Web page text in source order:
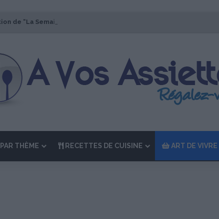
de “La Semaine des Chefs” du 19 au 24 octobre 2026
THÈME RECETTES DE CUISINE ART DE VIVRE